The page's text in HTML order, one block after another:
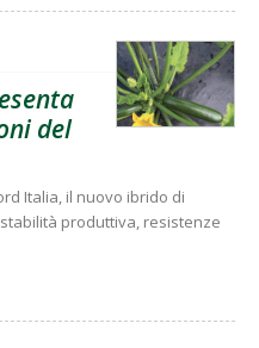
del
Italia, il nuovo ibrido di
produttiva, resistenze